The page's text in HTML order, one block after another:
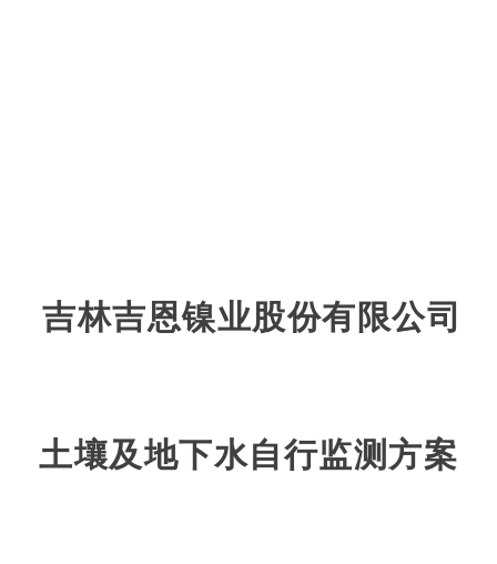
吉林吉恩镍业股份有限公司
土壤及地下水自行监测方案